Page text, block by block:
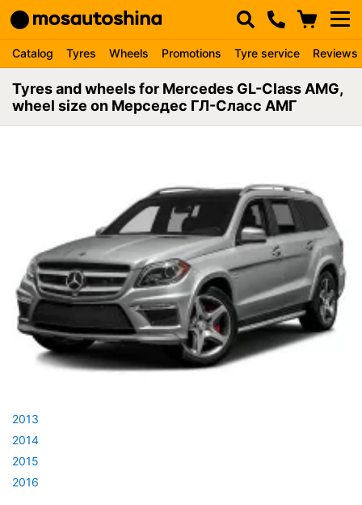
Catalog Tyres Wheels Promotions Tyre service Reviews
Tyres and wheels for Mercedes GL-Class AMG,
wheel size on Мерседес ГЛ-Сласс АМГ
2013
2014
2015
2016